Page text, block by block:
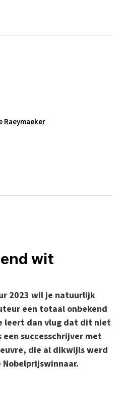
Raeymaeker
wit
2023 wil je natuurlijk
een totaal onbekend
leert dan vlug dat dit niet
successchrijver met
die al dikwijls werd